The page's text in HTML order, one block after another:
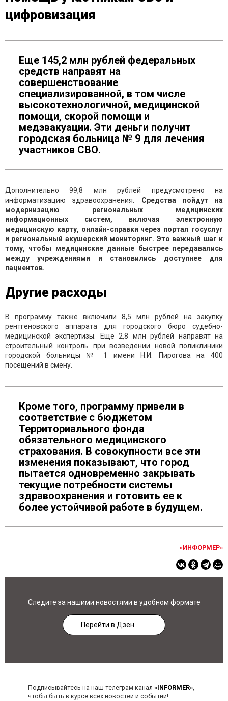
цифровизация
Еще 145,2 млн рублей федеральных
средств направят на
совершенствование
специализированной, в том числе
высокотехнологичной, медицинской
помощи, скорой помощи и
медэвакуации. Эти деньги получит
городская больница № 9 для лечения
участников СВО.
Дополнительно 99,8 млн рублей предусмотрено на
информатизацию здравоохранения. Средства пойдут на
модернизацию региональных медицинских
информационных систем, включая электронную
медицинскую карту, онлайн-справки через портал госуслуг
и региональный акушерский мониторинг. Это важный шаг к
тому, чтобы медицинские данные быстрее передавались
между учреждениями и становились доступнее для
пациентов.
Другие расходы
В программу также включили 8,5 млн рублей на закупку
рентгеновского аппарата для городского бюро судебно-
медицинской экспертизы. Еще 2,8 млн рублей направят на
строительный контроль при возведении новой поликлиники
городской больницы № 1 имени Н.И. Пирогова на 400
посещений в смену.
Кроме того, программу привели в
соответствие с бюджетом
Территориального фонда
обязательного медицинского
страхования. В совокупности все эти
изменения показывают, что город
пытается одновременно закрывать
текущие потребности системы
здравоохранения и готовить ее к
более устойчивой работе в будущем.
«ИНФОРМЕР»
Следите за нашими новостями в удобном формате
Перейти в Дзен
Подписывайтесь на наш телеграм-канал «INFORMER»,
чтобы быть в курсе всех новостей и событий!